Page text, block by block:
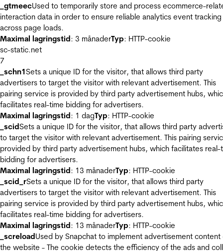
_gtmeecUsed to temporarily store and process ecommerce-
interaction data in order to ensure reliable analytics event tracking
across page loads.
Maximal lagringstid: 3 månaderTyp: HTTP-cookie
sc-static.net
7
_schn1Sets a unique ID for the visitor, that allows third party
advertisers to target the visitor with relevant advertisement. This
pairing service is provided by third party advertisement hubs,
facilitates real-time bidding for advertisers.
Maximal lagringstid: 1 dagTyp: HTTP-cookie
_scidSets a unique ID for the visitor, that allows third party
to target the visitor with relevant advertisement. This pairing
provided by third party advertisement hubs, which facilitates real-
bidding for advertisers.
Maximal lagringstid: 13 månaderTyp: HTTP-cookie
_scid_rSets a unique ID for the visitor, that allows third party
advertisers to target the visitor with relevant advertisement. This
pairing service is provided by third party advertisement hubs,
facilitates real-time bidding for advertisers.
Maximal lagringstid: 13 månaderTyp: HTTP-cookie
_screloadUsed by Snapchat to implement advertisement content
the website - The cookie detects the efficiency of the ads and